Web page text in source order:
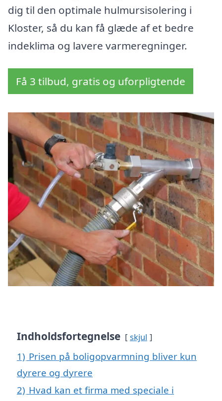
dig til den optimale hulmursisolering i
Kloster, så du kan få glæde af et bedre
indeklima og lavere varmeregninger.
Få 3 tilbud, gratis og uforpligtende
Indholdsfortegnelse skjul
1) Prisen på boligopvarmning bliver kun
dyrere og dyrere
2) Hvad kan et firma med speciale i